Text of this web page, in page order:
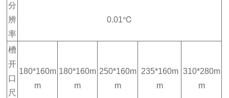
分
辨
率
0.01℃
槽
开
口
尺
180*160m
m
180*160m
m
250*160m
m
235*160m
m
310*280m
m